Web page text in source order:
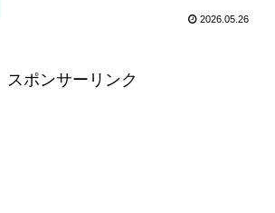
2026.05.26
スポンサーリンク